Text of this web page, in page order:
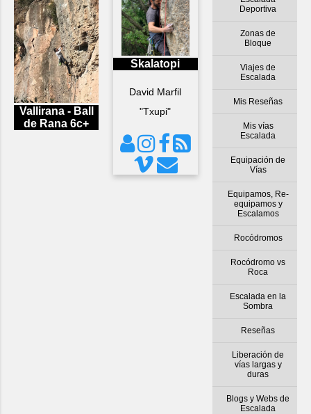
Deportiva
Zonas de
Bloque
Viajes de
Escalada
Mis Reseñas
Mis vías
Escalada
Equipación de
Vías
Equipamos, Re-
equipamos y
Escalamos
Rocódromos
Rocódromo vs
Roca
Escalada en la
Sombra
Reseñas
Liberación de
vías largas y
duras
Blogs y Webs de
Escalada
Vallirana - Ball
de Rana 6c+
Skalatopi
David Marfil
"Txupi"